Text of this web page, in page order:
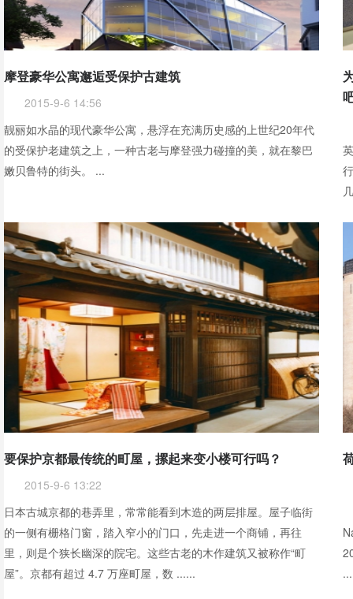
摩登豪华公寓邂逅受保护古建筑
2015-9-6 14:56
靓丽如水晶的现代豪华公寓，悬浮在充满历史感的上世纪20年代
的受保护老建筑之上，一种古老与摩登强力碰撞的美，就在黎巴
嫩贝鲁特的街头。 ...
要保护京都最传统的町屋，摞起来变小楼可行吗？
2015-9-6 13:22
日本古城京都的巷弄里，常常能看到木造的两层排屋。屋子临街
的一侧有栅格门窗，踏入窄小的门口，先走进一个商铺，再往
里，则是个狭长幽深的院宅。这些古老的木作建筑又被称作“町
屋”。京都有超过 4.7 万座町屋，数 ......